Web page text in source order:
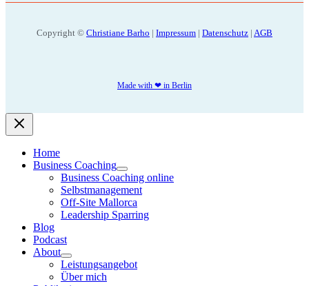
Copyright © Christiane Barho | Impressum | Datenschutz | AGB
Made with ❤ in Berlin
Home
Business Coaching
Business Coaching online
Selbstmanagement
Off-Site Mallorca
Leadership Sparring
Blog
Podcast
About
Leistungsangebot
Über mich